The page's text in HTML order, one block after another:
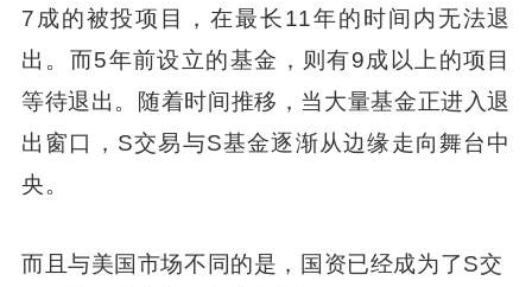
7成的被投项目，在最长11年的时间内无法退
出。而5年前设立的基金，则有9成以上的项目
等待退出。随着时间推移，当大量基金正进入退
出窗口，S交易与S基金逐渐从边缘走向舞台中
央。
而且与美国市场不同的是，国资已经成为了S交